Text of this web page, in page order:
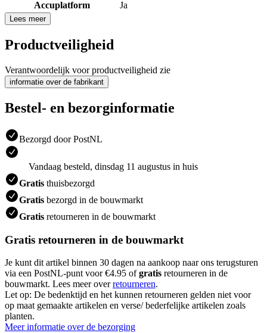
Accuplatform
Ja
Lees meer
Productveiligheid
Verantwoordelijk voor productveiligheid zie
informatie over de fabrikant
Bestel- en bezorginformatie
Bezorgd door PostNL
Vandaag besteld, dinsdag 11 augustus in huis
Gratis thuisbezorgd
Gratis bezorgd in de bouwmarkt
Gratis retourneren in de bouwmarkt
Gratis retourneren in de bouwmarkt
Je kunt dit artikel binnen 30 dagen na aankoop naar ons terugsturen
via een PostNL-punt voor €4.95 ofgratis retourneren in de
bouwmarkt. Lees meer overretourneren.
Let op: De bedenktijd en het kunnen retourneren gelden niet voor
op maat gemaakte artikelen en verse/ bederfelijke artikelen zoals
planten.
Meer informatie over de bezorging